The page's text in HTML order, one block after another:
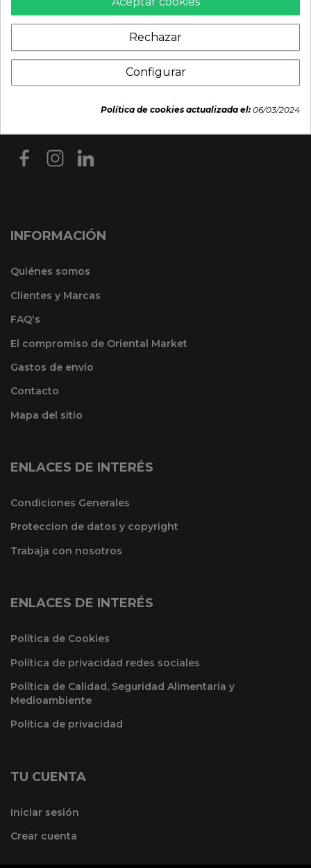
INFORMACIÓN
Quiénes somos
Clientes y Marcas
FAQ's
El compromiso de Oriental Market
Gastos de envío
Contacto
Mapa del sitio
ENLACES DE INTERÉS
Condiciones Generales
Proteccion de datos y copyright
Trabaja con nosotros
ENLACES DE INTERÉS
Política de Cookies
Política de privacidad redes sociales
Política de Calidad, Seguridad Alimentaria y
Medioambiente
Política de privacidad
TU CUENTA
Iniciar sesión
Crear cuenta
Rechazar
Configurar
Política de cookies actualizada el:06/03/2024